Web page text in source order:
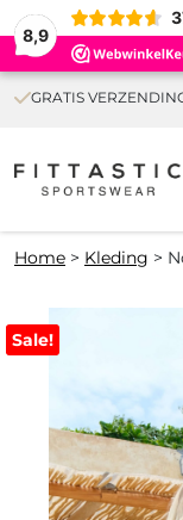
8,9
GRATIS
Home > Kleding >
Sale!